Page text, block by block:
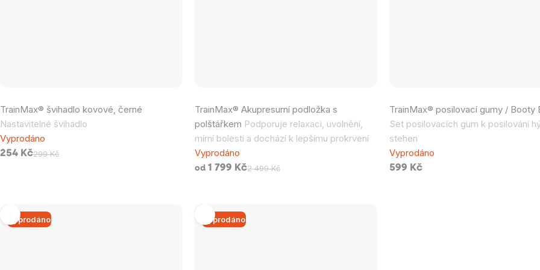
TrainMax® švihadlo kovové, černé
Nastavitelné švihadlo
hodnocení
produktu
je
0,0
Vyprodáno
254 Kč299 Kč
TrainMax® Akupresurní podložka s
polštářkem Podporuje relaxaci, uvolnění,
mírní bolesti a dochází k lepšímu prokrvení
hodnocení
produktu
je
5,0
z
Vyprodáno
od 1 799 Kč2 499 Kč
TrainMax® posilovací gumy / Booty
Set posilovacích gum k posilování
stehen
hodnocení
produktu
je
0,0
z
Vyprodáno
599 Kč
Vyprodáno Vyprodáno